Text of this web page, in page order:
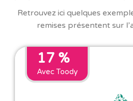
Retrouvez ici quelques
remises présentent sur
17 %
Avec Toody